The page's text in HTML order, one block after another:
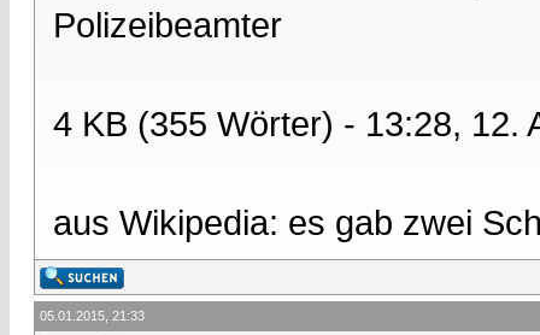
Polizeibeamter
4 KB (355 Wörter) - 13:28, 12.
aus Wikipedia: es gab zwei
05.01.2015, 21:33